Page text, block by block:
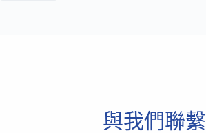
與我們聯繫